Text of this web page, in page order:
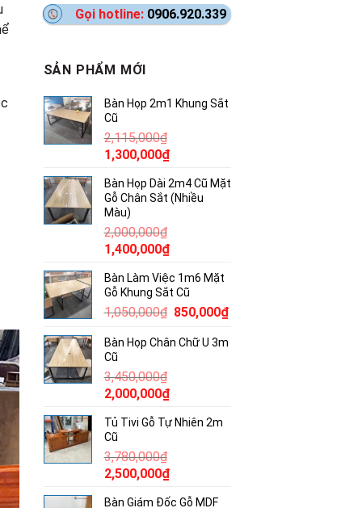
Gọi hotline: 0906.920.339
SẢN PHẨM MỚI
Bàn Họp 2m1 Khung Sắt
Cũ
2,115,000₫
Giá
là:
2,115,000₫.
1,300,000₫Giá
tại
là:
Bàn Họp Dài 2m4 Cũ Mặt
Gỗ Chân Sắt (Nhiều
Màu)
2,000,000₫
Giá
là:
2,000,000₫.
1,400,000₫Giá
tại
là:
1,400,000₫.
Bàn Làm Việc 1m6 Mặt
Gỗ Khung Sắt Cũ
1,050,000₫ Giá
là:
850,000₫Giá
Bàn Họp Chân Chữ U 3m
Cũ
3,450,000₫
Giá
là:
3,450,000₫.
2,000,000₫Giá
tại
Tủ Tivi Gỗ Tự Nhiên 2m
Cũ
3,780,000₫
Giá
2,500,000₫Giá
Bàn Giám Đốc Gỗ MDF